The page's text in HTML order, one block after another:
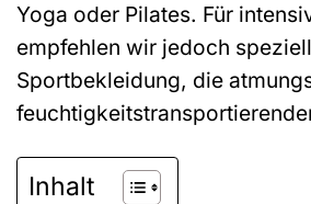
Yoga oder Pilates. Für
empfehlen wir jedoch
Sportbekleidung, die
Inhalt